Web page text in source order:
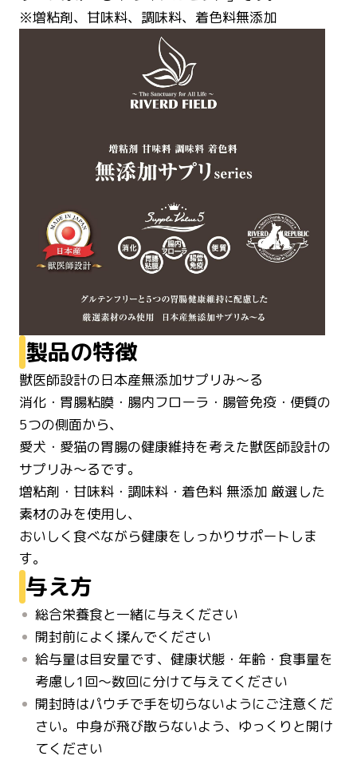
※増粘剤、甘味料、調味料、着色料無添加
製品の特徴
獣医師設計の日本産無添加サプリみ～る
消化・胃腸粘膜・腸内フローラ・腸管免疫・便質の
5つの側面から、
愛犬・愛猫の胃腸の健康維持を考えた獣医師設計の
サプリみ～るです。
増粘剤・甘味料・調味料・着色料 無添加 厳選した
素材のみを使用し、
おいしく食べながら健康をしっかりサポートしま
す。
与え方
総合栄養食と一緒に与えください
開封前によく揉んでください
給与量は目安量です、健康状態・年齢・食事量を
考慮し1回〜数回に分けて与えてください
開封時はパウチで手を切らないようにご注意くだ
さい。中身が飛び散らないよう、ゆっくりと開け
てください